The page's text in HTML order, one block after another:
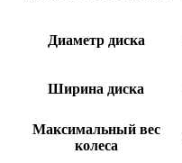
Диаметр диска
Ширина диска
Максимальный вес
колеса